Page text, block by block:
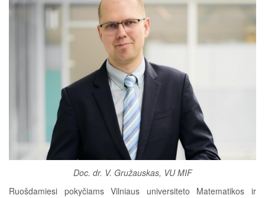
Doc. dr. V. Gružauskas, VU MIF
Ruošdamiesi pokyčiams Vilniaus universiteto Matematikos ir